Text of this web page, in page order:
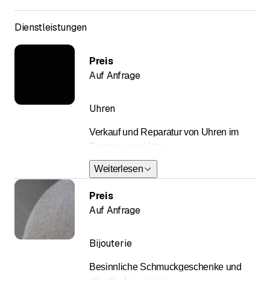
Dienstleistungen
Uhren
Verkauf und Reparatur von Uhren im
Zentrum von Uster
Ob Gross- und Kleinuhren, Wanduhren
fündig!
Wir haben Gross- und Kleinuhren wie
Standuhren und Wecker im Sortiment;
ob Quartz, automatisch oder von Hand
Weiterlesen
Preis
Auf Anfrage
Bijouterie
Besinnliche Schmuckgeschenke und
stilvolle Accessoires
Preis
Auf Anfrage